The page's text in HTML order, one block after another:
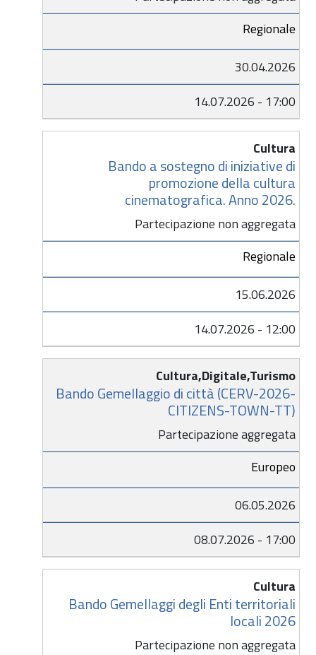
Regionale
30.04.2026
14.07.2026 - 17:00
Cultura
Bando a sostegno di iniziative di
promozione della cultura
cinematografica. Anno 2026.
Partecipazione non aggregata
Regionale
15.06.2026
14.07.2026 - 12:00
Cultura,Digitale,Turismo
Bando Gemellaggio di città (CERV-2026-
CITIZENS-TOWN-TT)
Partecipazione aggregata
Europeo
06.05.2026
08.07.2026 - 17:00
Cultura
Bando Gemellaggi degli Enti territoriali
locali 2026
Partecipazione non aggregata